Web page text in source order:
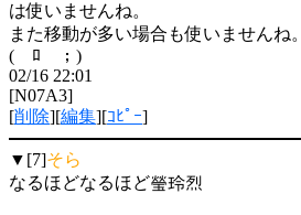
は使いませんね。
また移動が多い場合も使いませんね。
(￣ﾛ￣；)
02/16 22:01
[N07A3]
[削除][編集][ｺﾋﾟｰ]
▼[7]そら
なるほどなるほど瑩玲烈